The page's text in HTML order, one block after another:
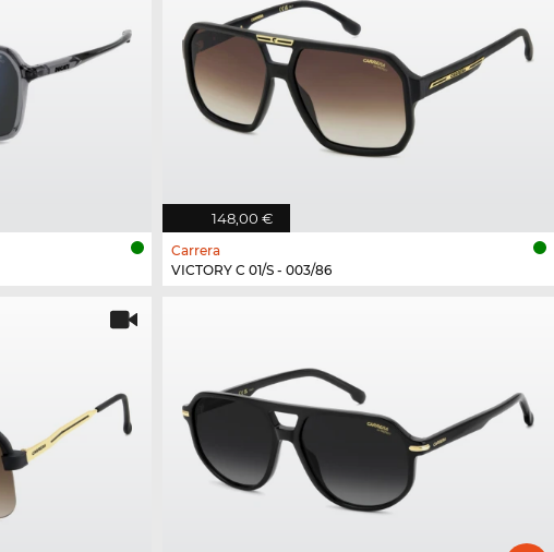
148,00 €
Carrera
VICTORY C 01/S - 003/86